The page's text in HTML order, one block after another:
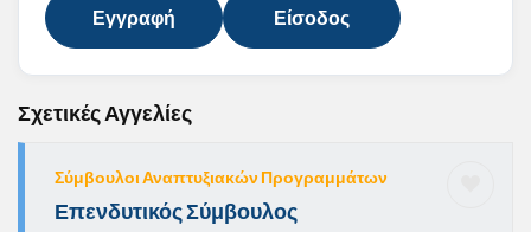
Εγγραφή Είσοδος
Σχετικές Αγγελίες
Σύμβουλοι Αναπτυξιακών Προγραμμάτων
Επενδυτικός Σύμβουλος